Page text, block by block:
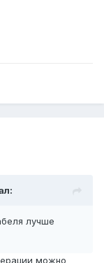
лучше
можно